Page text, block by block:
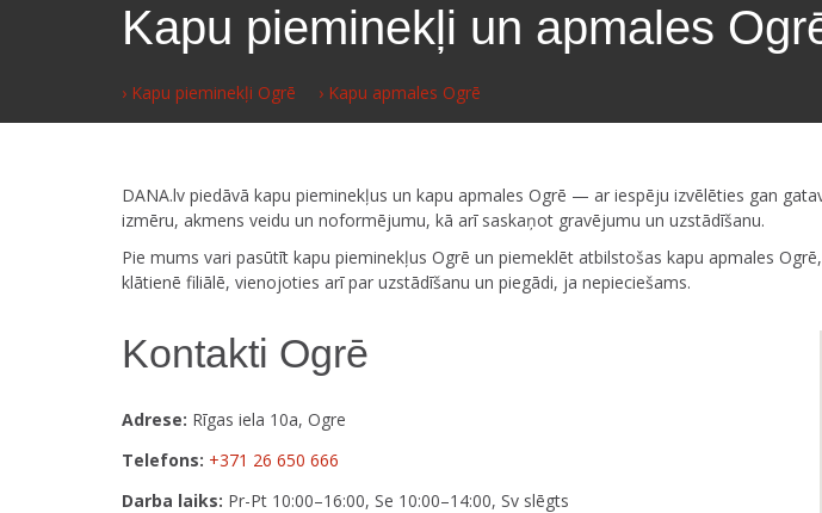
Kapu pieminekļi un apmales
› Kapu pieminekļi Ogrē › Kapu apmales Ogrē
DANA.lv piedāvā kapu pieminekļus un kapu apmales Ogrē — ar iespēju izvēlēties gan
izmēru, akmens veidu un noformējumu, kā arī saskaņot gravējumu un uzstādīšanu.
Pie mums vari pasūtīt kapu pieminekļus Ogrē un piemeklēt atbilstošas kapu apmales
klātienē filiālē, vienojoties arī par uzstādīšanu un piegādi, ja nepieciešams.
Kontakti Ogrē
Adrese: Rīgas iela 10a, Ogre
Telefons: +371 26 650 666
Darba laiks: Pr-Pt 10:00–16:00, Se 10:00–14:00, Sv slēgts